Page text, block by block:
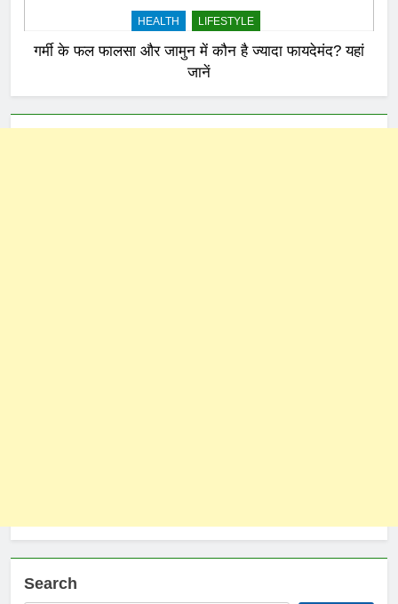
HEALTH LIFESTYLE
गर्मी के फल फालसा और जामुन में कौन है ज्यादा फायदेमंद? यहां
जानें
Search